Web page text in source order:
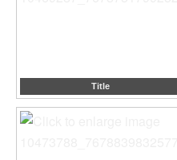
Title